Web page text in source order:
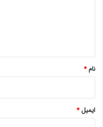
نام*
ایمیل*